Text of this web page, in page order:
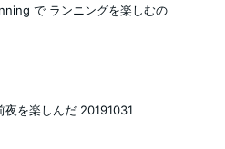
で ランニングを楽しむの
を楽しんだ 20191031